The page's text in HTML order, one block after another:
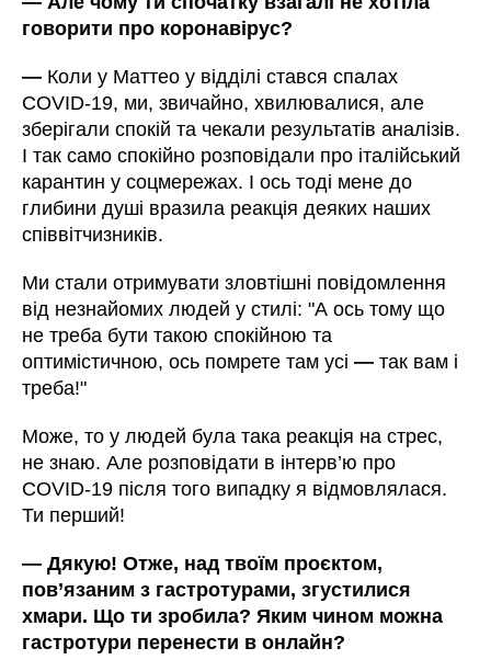
говорити про коронавірус?
— Коли у Маттео у відділі стався спалах
COVID-19, ми, звичайно, хвилювалися, але
зберігали спокій та чекали результатів аналізів.
І так само спокійно розповідали про італійський
карантин у соцмережах. І ось тоді мене до
глибини душі вразила реакція деяких наших
співвітчизників.
Ми стали отримувати зловтішні повідомлення
від незнайомих людей у стилі: "А ось тому що
не треба бути такою спокійною та
оптимістичною, ось помрете там усі— так вам і
треба!"
Може, то у людей була така реакція на стрес,
не знаю. Але розповідати в інтерв’ю про
COVID-19 після того випадку я відмовлялася.
Ти перший!
—Дякую! Отже, над твоїм проєктом,
пов’язаним з гастротурами, згустилися
хмари. Що ти зробила? Яким чином можна
гастротури перенести в онлайн?